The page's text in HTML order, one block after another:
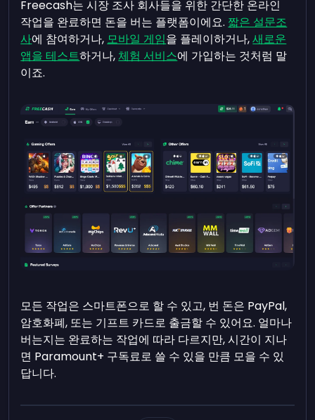
Freecash는 시장 조사 회사들을 위한 간단한 온라인
작업을 완료하면 돈을 버는 플랫폼이에요. 짧은 설문조
사에 참여하거나, 모바일 게임을 플레이하거나,새로운
앱을 테스트하거나,체험 서비스에 가입하는 것처럼 말
이죠.
모든 작업은 스마트폰으로 할 수 있고, 번 돈은 PayPal,
암호화폐, 또는 기프트 카드로 출금할 수 있어요. 얼마나
버는지는 완료하는 작업에 따라 다르지만, 시간이 지나
면 Paramount+ 구독료로 쓸 수 있을 만큼 모을 수 있
답니다.